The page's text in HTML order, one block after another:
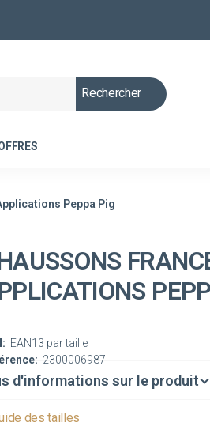
Rechercher
Peppa Pig
2300006987
EAN13 par taille
d'informations sur le produit
des tailles